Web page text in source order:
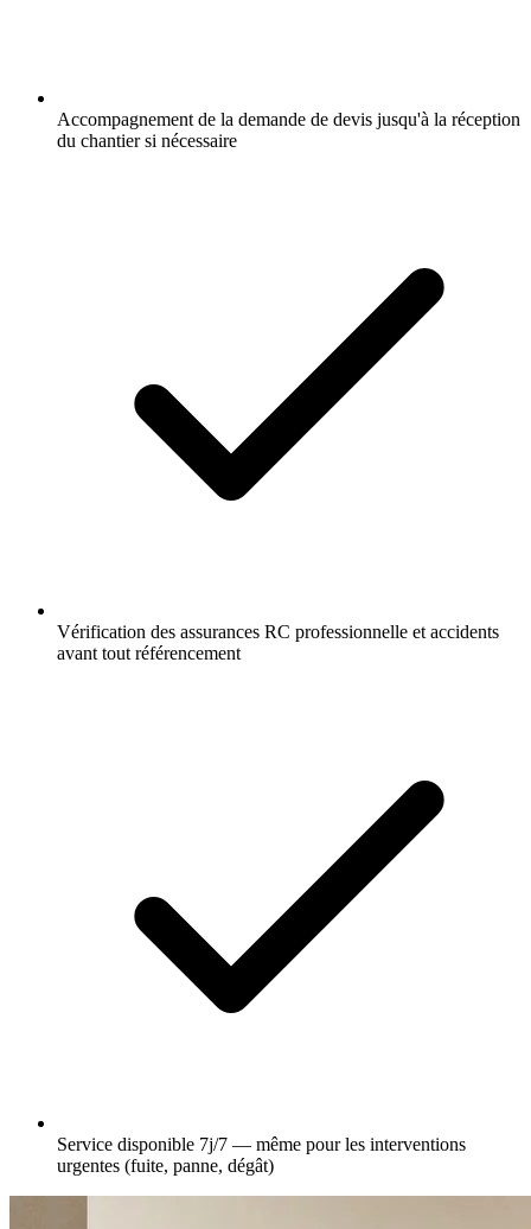
Accompagnement de la demande de devis jusqu'à la réception
du chantier si nécessaire
Vérification des assurances RC professionnelle et accidents
avant tout référencement
Service disponible 7j/7 — même pour les interventions
urgentes (fuite, panne, dégât)